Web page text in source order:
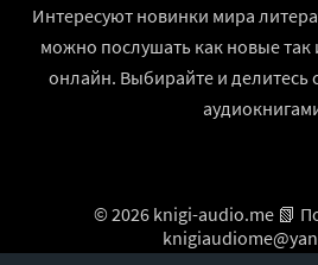
Интересуют новинки мира
можно послушать как новые так
онлайн. Выбирайте и делитесь
© 2026 knigi-audio.me 📗